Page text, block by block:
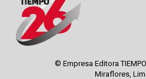
© Empresa Editora
Miraflores,